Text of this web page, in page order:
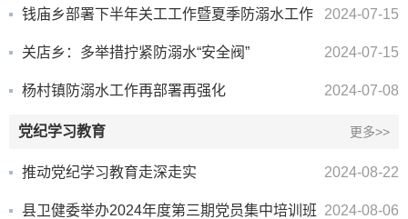
2024-07-15
钱庙乡部署下半年关工工作暨夏季防溺水工作
2024-07-15
关店乡：多举措拧紧防溺水“安全阀”
2024-07-08
杨村镇防溺水工作再部署再强化
更多>>
党纪学习教育
2024-08-22
推动党纪学习教育走深走实
2024-08-06
县卫健委举办2024年度第三期党员集中培训班